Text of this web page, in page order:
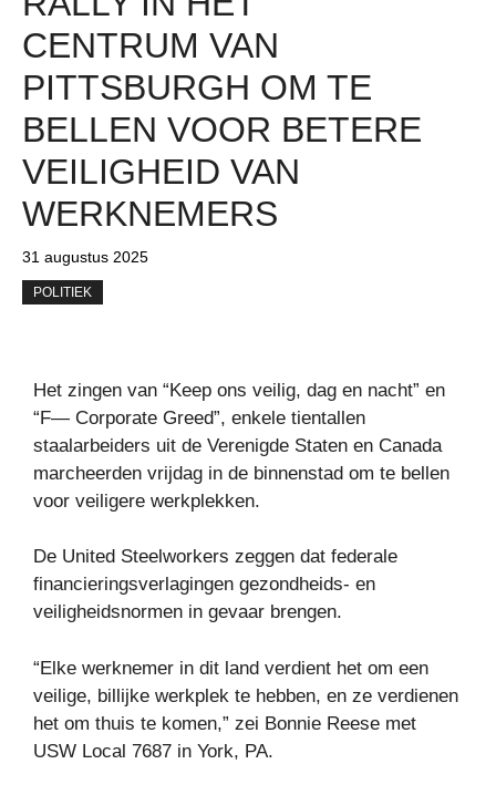
CENTRUM VAN
PITTSBURGH OM TE
BELLEN VOOR BETERE
VEILIGHEID VAN
WERKNEMERS
31 augustus 2025
POLITIEK
Het zingen van “Keep ons veilig, dag en nacht” en
“F— Corporate Greed”, enkele tientallen
staalarbeiders uit de Verenigde Staten en Canada
marcheerden vrijdag in de binnenstad om te bellen
voor veiligere werkplekken.
De United Steelworkers zeggen dat federale
financieringsverlagingen gezondheids- en
veiligheidsnormen in gevaar brengen.
“Elke werknemer in dit land verdient het om een ​​
veilige, billijke werkplek te hebben, en ze verdienen
het om thuis te komen,” zei Bonnie Reese met
USW Local 7687 in York, PA.